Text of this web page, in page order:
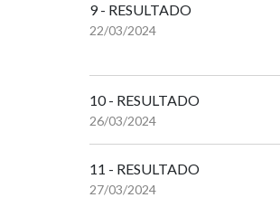
9 - RESULTADO
22/03/2024
10 - RESULTADO
26/03/2024
11 - RESULTADO
27/03/2024